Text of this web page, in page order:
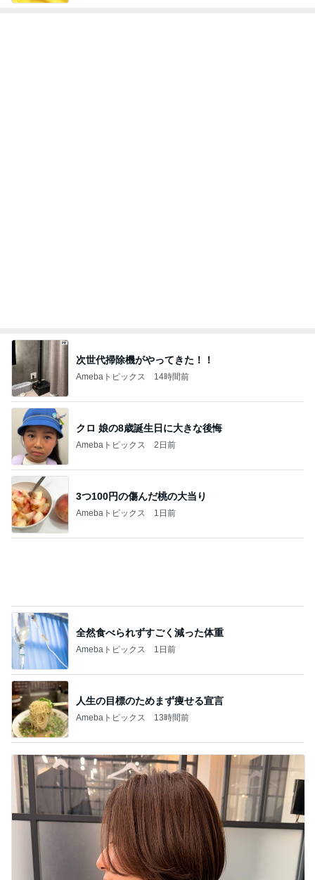
3つ100円の傷んだ桃の大当り
Amebaトピックス 1日前
全然食べられずすごく減った体重
Amebaトピックス 1日前
25㎝バッサリカットで素敵な変身
Amebaトピックス 1日前
記事を読む